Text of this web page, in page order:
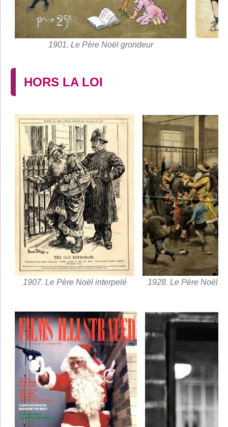
1901. Le Père Noël grondeur
HORS LA LOI
1907. Le Père Noël interpelé 1928. Le Père Noël